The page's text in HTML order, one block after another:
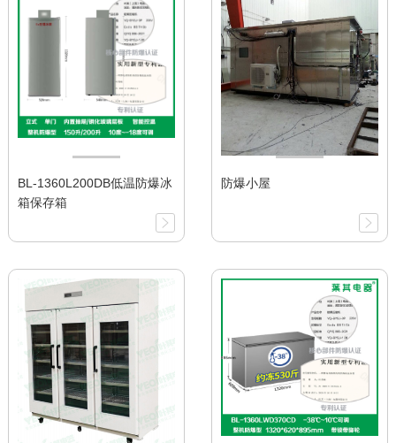
BL-1360L200DB低温防爆冰
箱保存箱
防爆小屋